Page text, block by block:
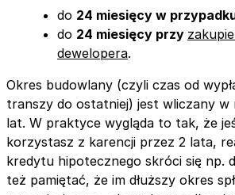
do 24 miesięcy w
do 24 miesięcy przy
dewelopera.
Okres budowlany (czyli czas od
transzy do ostatniej) jest wliczany w
lat. W praktyce wygląda to tak, że
korzystasz z karencji przez 2 lata,
kredytu hipotecznego skróci się np.
też pamiętać, że im dłuższy okres